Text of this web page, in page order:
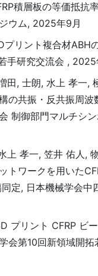
積層板の等価抵抗
ウム, 2025年9月
プリント複合材ABH
手研究交流会 , 2025
田, 士朗, 水上 孝一,
の共振・反共振周波
制御部門マルチシ
上 孝一, 笠井 佑人,
トワークを用いた
定, 日本機械学会中
プリント CFRP ビ
会第10回新領域開